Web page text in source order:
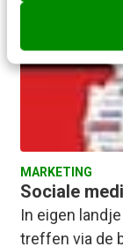
MARKETING
Sociale
In eigen
treffen via de